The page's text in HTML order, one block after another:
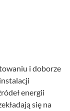
i doborze
energii
się na